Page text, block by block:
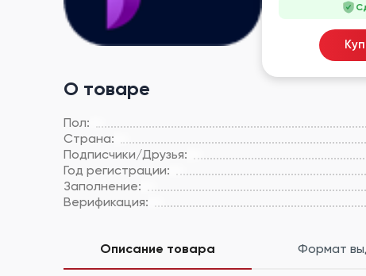
О товаре
Пол:
Страна:
Подписчики/Друзья:
Год регистрации:
Заполнение:
Верификация:
Описание товара Формат